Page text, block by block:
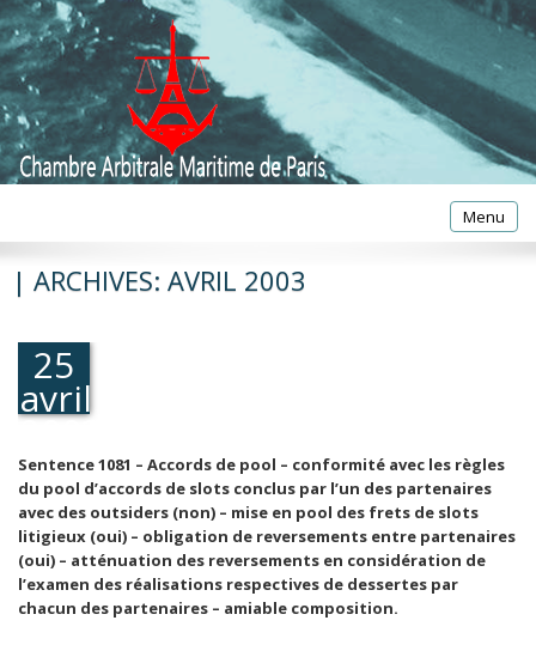
Toggle
Menu
| ARCHIVES: AVRIL 2003
25
avril
2003
Sentence 1081 – Accords de pool – conformité avec les règles
du pool d’accords de slots conclus par l’un des partenaires
avec des outsiders (non) – mise en pool des frets de slots
litigieux (oui) – obligation de reversements entre partenaires
(oui) – atténuation des reversements en considération de
l’examen des réalisations respectives de dessertes par
chacun des partenaires – amiable composition.